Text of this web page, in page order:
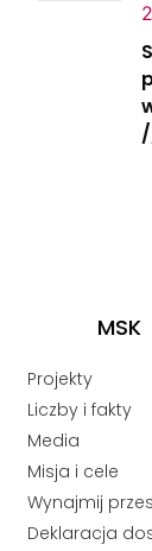
MSK
Projekty
Liczby i fakty
Media
Misja i cele
Wynajmij
Deklaracja